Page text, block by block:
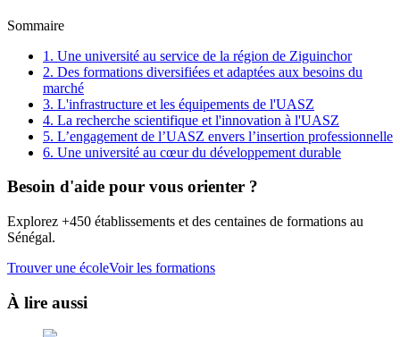
Sommaire
1. Une université au service de la région de Ziguinchor
2. Des formations diversifiées et adaptées aux besoins du
marché
3. L'infrastructure et les équipements de l'UASZ
4. La recherche scientifique et l'innovation à l'UASZ
5. L’engagement de l’UASZ envers l’insertion professionnelle
6. Une université au cœur du développement durable
Besoin d'aide pour vous orienter ?
Explorez +450 établissements et des centaines de formations au
Sénégal.
Trouver une écoleVoir les formations
À lire aussi